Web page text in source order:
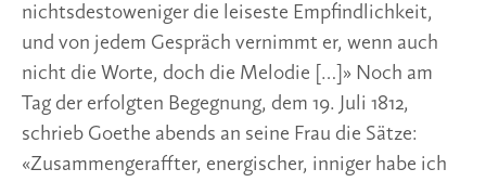
nichtsdestoweniger die leiseste Empfindlichkeit,
und von jedem Gespräch vernimmt er, wenn auch
nicht die Worte, doch die Melodie […]» Noch am
Tag der erfolgten Begegnung, dem 19. Juli 1812,
schrieb Goethe abends an seine Frau die Sätze:
«Zusammengeraffter, energischer, inniger habe ich